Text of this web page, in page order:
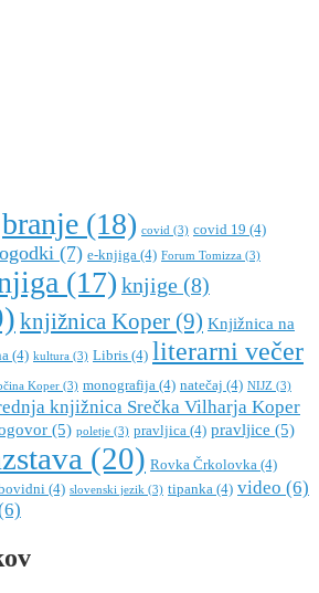
branje (18) covid (3) covid 19 (4)
(7) e-knjiga (4) Forum Tomizza (3)
(17) knjige (8)
knjižnica Koper (9) Knjižnica na
(4) kultura (3) Libris (4) literarni večer
Koper (3) monografija (4) natečaj (4) NIJZ (3)
knjižnica Srečka Vilharja Koper
(5) poletje (3) pravljica (4) pravljice (5)
(20) Rovka Črkolovka (4)
(4) slovenski jezik (3) tipanka (4) video (6)